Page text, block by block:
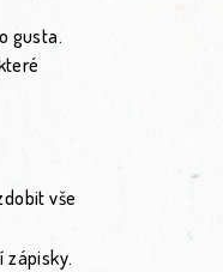
gusta.
vše
zápisky.